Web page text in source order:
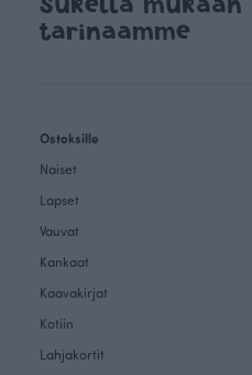
tarinaamme
Ostoksille
Naiset
Lapset
Vauvat
Kankaat
Kaavakirjat
Kotiin
Lahjakortit